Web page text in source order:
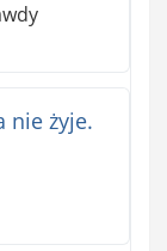
nie żyje.